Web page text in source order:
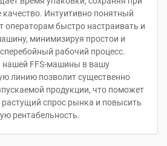
Интуитивно понятный
операторам быстро настраивать и
минимизируя простои и
рабочий процесс.
нашей FFS-машины в вашу
линию позволит существенно
продукции, что поможет
спрос рынка и повысить
рентабельность.